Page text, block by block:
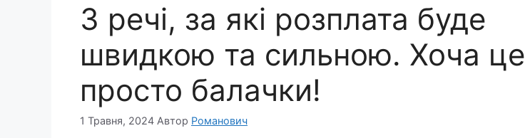
3 речі, за які розплата буде
швидкою та сильною. Хоча це
просто балачки!
1 Травня, 2024 Автор Романович